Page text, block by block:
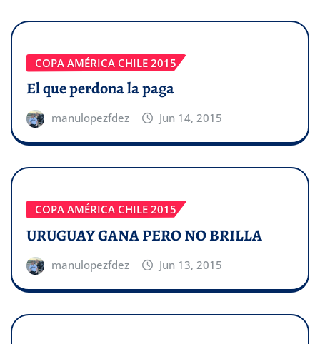
COPA AMÉRICA CHILE 2015
El que perdona la paga
manulopezfdez Jun 14, 2015
COPA AMÉRICA CHILE 2015
URUGUAY GANA PERO NO BRILLA
manulopezfdez Jun 13, 2015